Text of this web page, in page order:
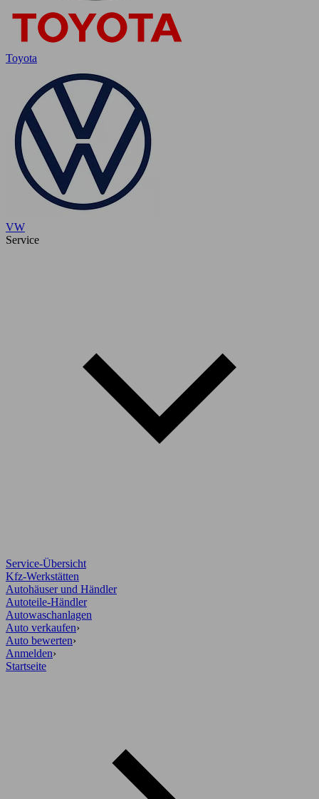
Toyota
VW
Service
Service-Übersicht
Kfz-Werkstätten
Autohäuser und Händler
Autoteile-Händler
Autowaschanlagen
Auto verkaufen›
Auto bewerten›
Anmelden›
Startseite